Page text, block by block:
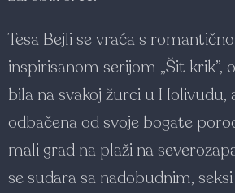
Tesa Bejli se vraća s
inspirisanom serijom „Šit krik”,
bila na svakoj žurci u Holivudu,
odbačena od svoje bogate
mali grad na plaži na
se sudara sa nadobudnim,